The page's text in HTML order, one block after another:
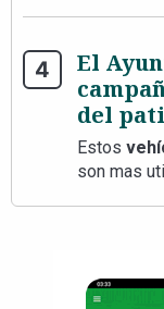
El
del
Estos
son mas